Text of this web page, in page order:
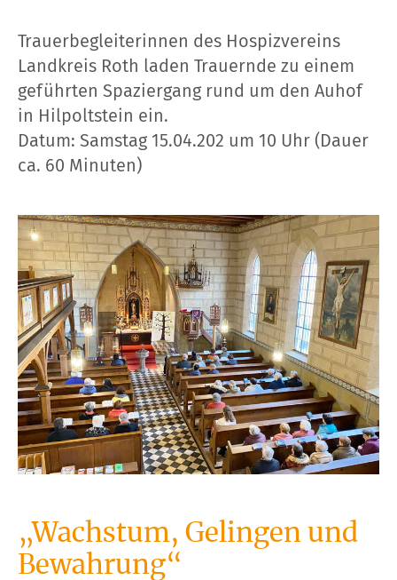
Trauerbegleiterinnen des Hospizvereins
Landkreis Roth laden Trauernde zu einem
geführten Spaziergang rund um den Auhof
in Hilpoltstein ein.
Datum: Samstag 15.04.202 um 10 Uhr (Dauer
ca. 60 Minuten)
„Wachstum, Gelingen und
Bewahrung“